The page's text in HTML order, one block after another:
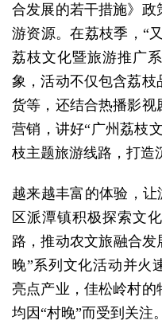
合发展的若干措施》政
游资源。在荔枝季，“
荔枝文化暨旅游推广
象，活动不仅包含荔
货等，还结合热播影
营销，讲好“广州荔枝
枝主题旅游线路，打造
越来越丰富的体验，让
区派潭镇积极探索文
路，推动农文旅融合发
晚”系列文化活动并火
亮点产业，佳松岭村
均因“村晚”而受到关注。